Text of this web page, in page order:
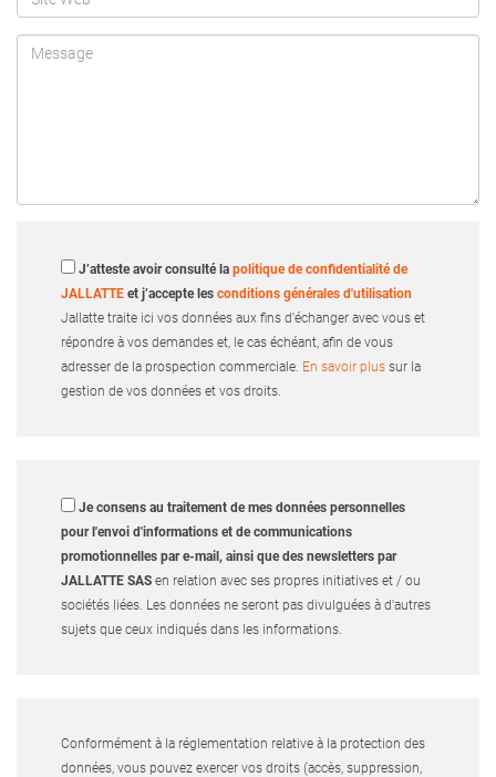
J’atteste avoir consulté la politique de confidentialité de
JALLATTE et j’accepte les conditions générales d'utilisation
Jallatte traite ici vos données aux fins d'échanger avec vous et
répondre à vos demandes et, le cas échéant, afin de vous
adresser de la prospection commerciale. En savoir plus sur la
gestion de vos données et vos droits.
Je consens au traitement de mes données personnelles
pour l'envoi d'informations et de communications
promotionnelles par e-mail, ainsi que des newsletters par
JALLATTE SAS en relation avec ses propres initiatives et / ou
sociétés liées. Les données ne seront pas divulguées à d'autres
sujets que ceux indiqués dans les informations.
Conformément à la réglementation relative à la protection des
données, vous pouvez exercer vos droits (accès, suppression,